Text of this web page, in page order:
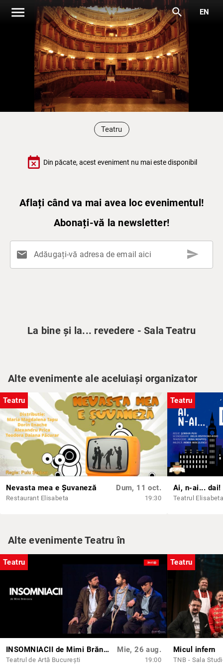
menu search EN
Teatru
event_busy Din păcate, acest eveniment nu mai este disponibil
Aflați când va mai avea loc evenimentul!
Abonați-vă la newsletter!
mail Adăugați-vă adresa de email aici send
La bine și la... revedere - Sala Teatru
Alte evenimente ale aceluiași organizator
Teatru
Nevasta mea e Șuvaneză
Restaurant Elisabeta
Dum, 11 oct.
19:30
Teatru
Ai, n-ai... dai!
Teatrul
Alte evenimente Teatru în
Teatru
INSOMNIACII de Mimi Brănescu
Teatrul de Artă București
Mie, 26 aug.
19:00
Teatru
Micul infern
TNB - Sala